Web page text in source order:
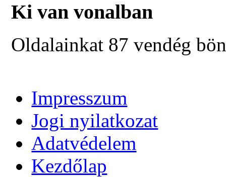
Ki van vonalban
Oldalainkat 87 vendég
Impresszum
Jogi nyilatkozat
Adatvédelem
Kezdőlap